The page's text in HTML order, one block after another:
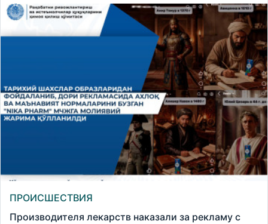
ПРОИСШЕСТВИЯ
Производителя лекарств наказали за рекламу с